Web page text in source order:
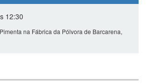
12:30
na Fábrica da Pólvora de Barcarena,